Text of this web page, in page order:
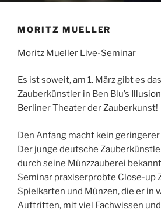
MORITZ MUELLER
Moritz Mueller Live-Seminar
Es ist soweit, am 1. März gibt es
Zauberkünstler in Ben Blu’s
Berliner Theater der Zauberkunst!
Den Anfang macht kein
Der junge deutsche
durch seine Münzzauberei
Seminar praxiserprobte Close-up
Spielkarten und Münzen, die er in
Auftritten, mit viel Fachwissen